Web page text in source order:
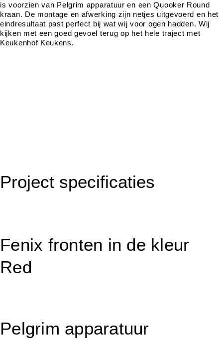
is voorzien van Pelgrim apparatuur en een Quooker Round
kraan. De montage en afwerking zijn netjes uitgevoerd en het
eindresultaat past perfect bij wat wij voor ogen hadden. Wij
kijken met een goed gevoel terug op het hele traject met
Keukenhof Keukens.
Project specificaties
Fenix fronten in de kleur
Red
Pelgrim apparatuur